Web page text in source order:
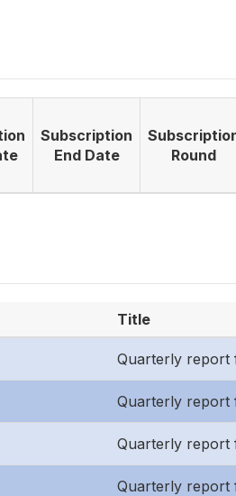
Subscription
End Date
Round
Title
Quarterly report
Quarterly report
Quarterly report
Quarterly report